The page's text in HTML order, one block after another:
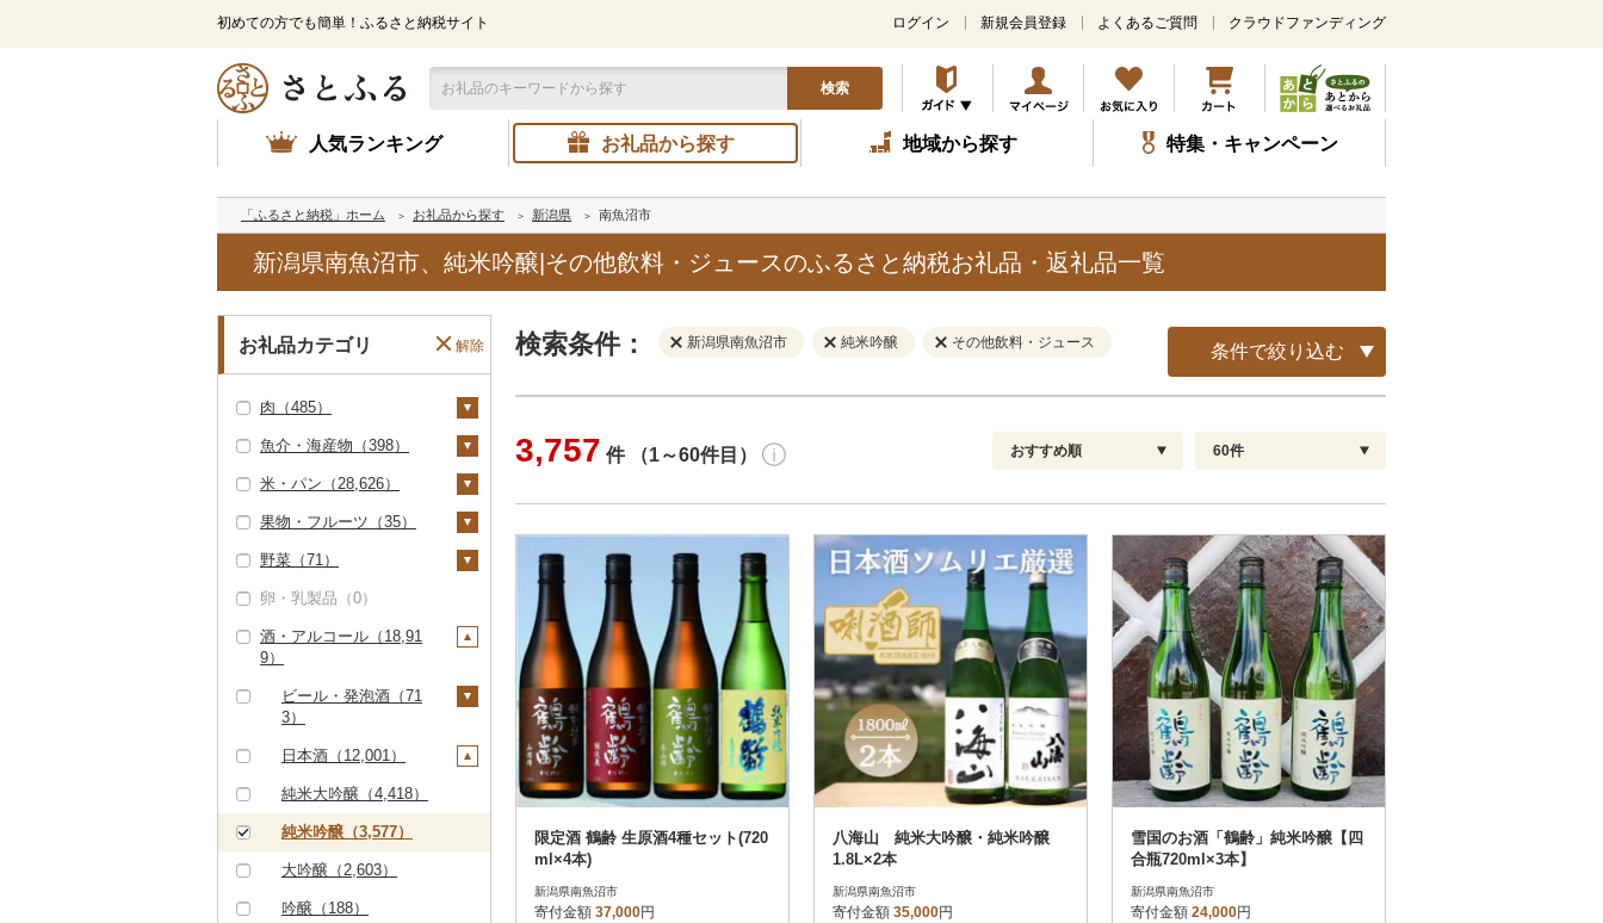
初めての方でも簡単！ふるさと納税サイト
メ
ン
コ
ン
テ
ツ
キ
ッ
ログイン 新規会員登録 よくあるご質問 クラウドファンディング
検索
人気ランキング お礼品から探す 地域から探す 特集・キャンペーン
「ふるさと納税」ホーム お礼品から探す 新潟県 南魚沼市
新潟県南魚沼市、純米吟醸|その他飲料・ジュースのふるさと納税お礼品・返礼品一覧
お礼品カテゴリ 解除
肉（485）
牛肉（精肉）（31）
ステーキ（26）
すき焼き（0）
しゃぶしゃぶ（0）
焼肉（2）
牛タン（0）
黒毛和牛（19）
白老牛（0）
仙台牛（0）
米沢牛（0）
山形牛（0）
常陸牛（0）
牛肉（加工品）（23
その他牛肉（加工品）
焼肉（1）
（56）
4）
ハンバーグ（232）
ハム（0）
ソーセージ・ウインナ
ベーコン・サラミ
（0）
その他豚肉（加工品）
（232）
鶏肉（29）
ハム・ソーセージ
中津からあげ（0）
水炊き（0）
馬肉（0）
羊肉・ラム肉（ジンギ
鴨肉（7）
猪肉（0）
1）
魚介・海産物（398）
カニ（0）
エビ（3）
甘エビ（0）
ボタンエビ（0）
伊勢海老（0）
いくら（0）
うに（0）
明太子・たらこ（0）
貝（3）
帆立（ホタテ）（3）
鮑（アワビ）（0）
牡蠣（カキ）（0）
あさり（0）
しじみ（0）
うなぎ（0）
鮮魚（0）
イカ・タコ（0）
海苔・海藻（1）
海苔（0）
干物（0）
米・パン（28,626）
米（27,797）
精米（15,398）
無洗米（5,990）
玄米（3,659）
ゆめぴりか（0）
つや姫（0）
コシヒカリ（26,511）
はえぬき（0）
さがびより（0）
あきたこまち（0）
雑穀（7）
餅（602）
その他穀物加工品（2
パン（2）
果物・フルーツ（35）
ぶどう・マスカット
ピオーネ（0）
（1）
その他ぶどう・マスカ
ット（1）
もも（0）
梨（0）
マンゴー（3）
野菜（71）
いも（4）
じゃがいも（0）
その他いも（0）
トマト（0）
ねぎ（0）
とうもろこし（0）
根菜（1）
人参（1）
大根（1）
自然薯（0）
アスパラガス（0）
豆（4）
きのこ（62）
卵・乳製品（0）
酒・アルコール（18,91
9）
ビール・発泡酒（71
3）
ビール（2）
発泡酒（3）
地ビール・クラフトビ
ール（79）
日本酒（12,001）
純米大吟醸（4,418）
純米吟醸（3,577）
大吟醸（2,603）
吟醸（188）
検索条件： 新潟県南魚沼市 純米吟醸 その他飲料・ジュース 条件で絞り込む
決済方法 解除
PayPay
クレジットカード決済
Amazon Pay
楽天ペイ
メルペイ
コンビニ支払い
ソフトバンクまとめて支払い
d払い
金融機関(Pay-easy決済)
解除
発送種別 解除
通常
冷蔵便
冷凍便
配送指定 解除
お届け日時指定可
お届け時間帯指定可
発送される月指定可
その他 解除
さとふる限定のお礼品
定期便
さとふるアプリdeワンストップ申請
対象
3,757 件 （1～60件目） おすすめ順
新着順
レビュー件数順
レビュー評価順
寄付金額が高い順
寄付金額が低い順
60件
60
90
120
限定酒 鶴齢 生原酒4種セット(720
ml×4本)
新潟県南魚沼市
寄付金額 37,000円
八海山 純米大吟醸・純米吟醸
1.8L×2本
新潟県南魚沼市
寄付金額 35,000円
雪国のお酒「鶴齢」純米吟醸【四
合瓶720ml×3本】
新潟県南魚沼市
寄付金額 24,000円